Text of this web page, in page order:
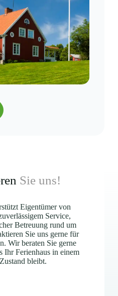
Sie uns!
Eigentümer von
Service,
Betreuung rund um
Sie uns gerne für
Wir beraten Sie gerne
Ihr Ferienhaus in einem
bleibt.